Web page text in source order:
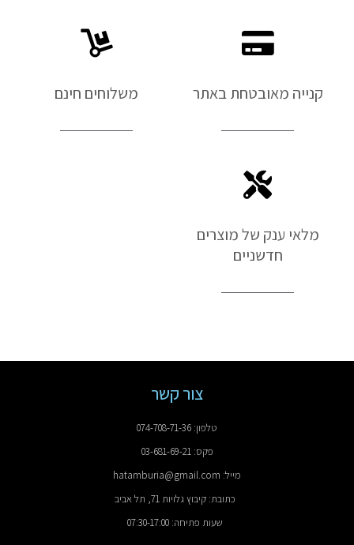
קנייה מאובטחת באתר משלוחים חינם
מלאי ענק של מוצרים
חדשניים
צור קשר
טלפון: 074-708-71-36
פקס: 03-681-69-21
מייל: hatamburia@gmail.com
כתובת: קיבוץ גלויות 71, תל אביב
שעות פתיחה: 07:30-17:00